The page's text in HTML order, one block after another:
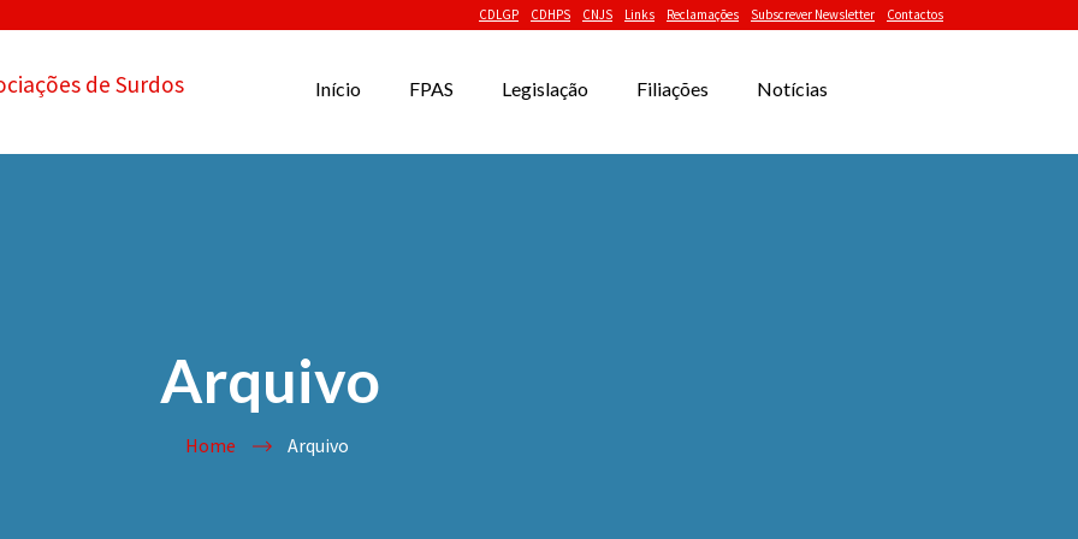
CDLGP CDHPS CNJS Links Reclamações Subscrever Newsletter Contactos
de Surdos Início FPAS Legislação Filiações Notícias
Arquivo
Home Arquivo